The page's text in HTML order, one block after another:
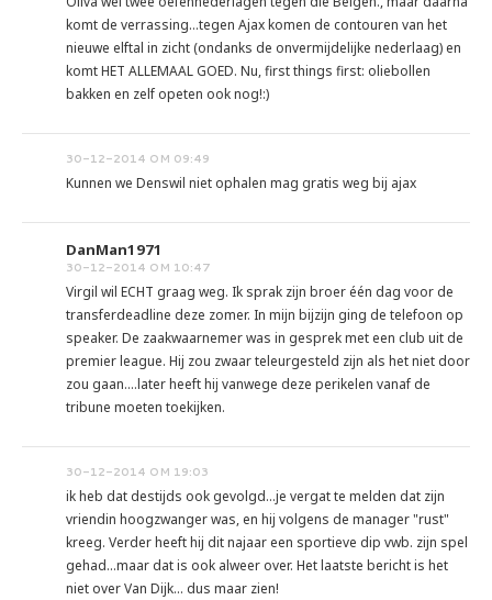
komt de verrassing...tegen Ajax komen de contouren van het
nieuwe elftal in zicht (ondanks de onvermijdelijke nederlaag) en
komt HET ALLEMAAL GOED. Nu, first things first: oliebollen
bakken en zelf opeten ook nog!:)
30-12-2014 OM 09:49
Kunnen we Denswil niet ophalen mag gratis weg bij ajax
DanMan1971
30-12-2014 OM 10:47
Virgil wil ECHT graag weg. Ik sprak zijn broer één dag voor de
transferdeadline deze zomer. In mijn bijzijn ging de telefoon op
speaker. De zaakwaarnemer was in gesprek met een club uit de
premier league. Hij zou zwaar teleurgesteld zijn als het niet door
zou gaan....later heeft hij vanwege deze perikelen vanaf de
tribune moeten toekijken.
30-12-2014 OM 19:03
ik heb dat destijds ook gevolgd...je vergat te melden dat zijn
vriendin hoogzwanger was, en hij volgens de manager "rust"
kreeg. Verder heeft hij dit najaar een sportieve dip vwb. zijn spel
gehad...maar dat is ook alweer over. Het laatste bericht is het
niet over Van Dijk... dus maar zien!